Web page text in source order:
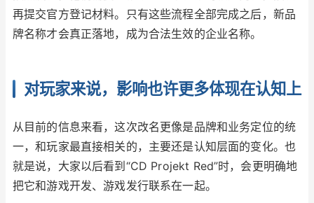
再提交官方登记材料。只有这些流程全部完成之后，新品
牌名称才会真正落地，成为合法生效的企业名称。
对玩家来说，影响也许更多体现在认知上
从目前的信息来看，这次改名更像是品牌和业务定位的统
一，和玩家最直接相关的，主要还是认知层面的变化。也
就是说，大家以后看到“CD Projekt Red”时，会更明确地
把它和游戏开发、游戏发行联系在一起。